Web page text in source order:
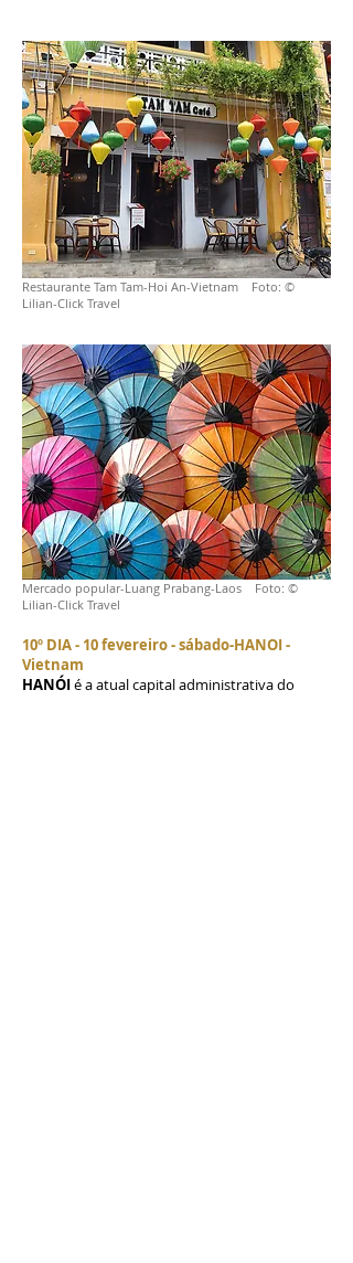
Restaurante Tam Tam-Hoi An-Vietnam Foto: ©
Lilian-Click Travel
Mercado popular-Luang Prabang-Laos Foto: ©
Lilian-Click Travel
10º DIA - 10 fevereiro - sábado-HANOI -
Vietnam
HANÓIé a atual capital administrativa do